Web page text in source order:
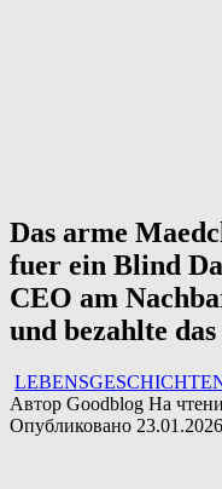
Das arme
fuer ein Blind
CEO am
und bezahlte
Автор Goodblog На
Опубликовано 23.01.2026